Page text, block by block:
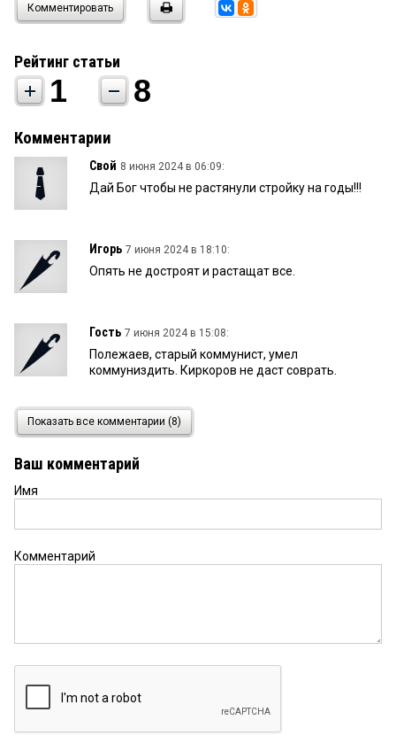
Комментировать
Рейтинг статьи
1 8
Комментарии
Свой 8 июня 2024 в 06:09:
Дай Бог чтобы не растянули стройку на годы!!!
Игорь 7 июня 2024 в 18:10:
Опять не достроят и растащат все.
Гость 7 июня 2024 в 15:08:
Полежаев, старый коммунист, умел
коммуниздить. Киркоров не даст соврать.
6 июня 2024 в 18:35:
В сухом остатке что? Соглашение о концессии до
Новому аэропорту в Омске быть! И точка, как
VVV 6 июня 2024 в 17:17:
Так рядом с аэропортом уже начали строить со
стороны оптовки, когда ранее нельзя было.
что вы такой умный раньше молчали. А скажу —
т. к. предложение ваше только для макета. 1000
Показать все комментарии (8)
Ваш комментарий
Имя
Комментарий